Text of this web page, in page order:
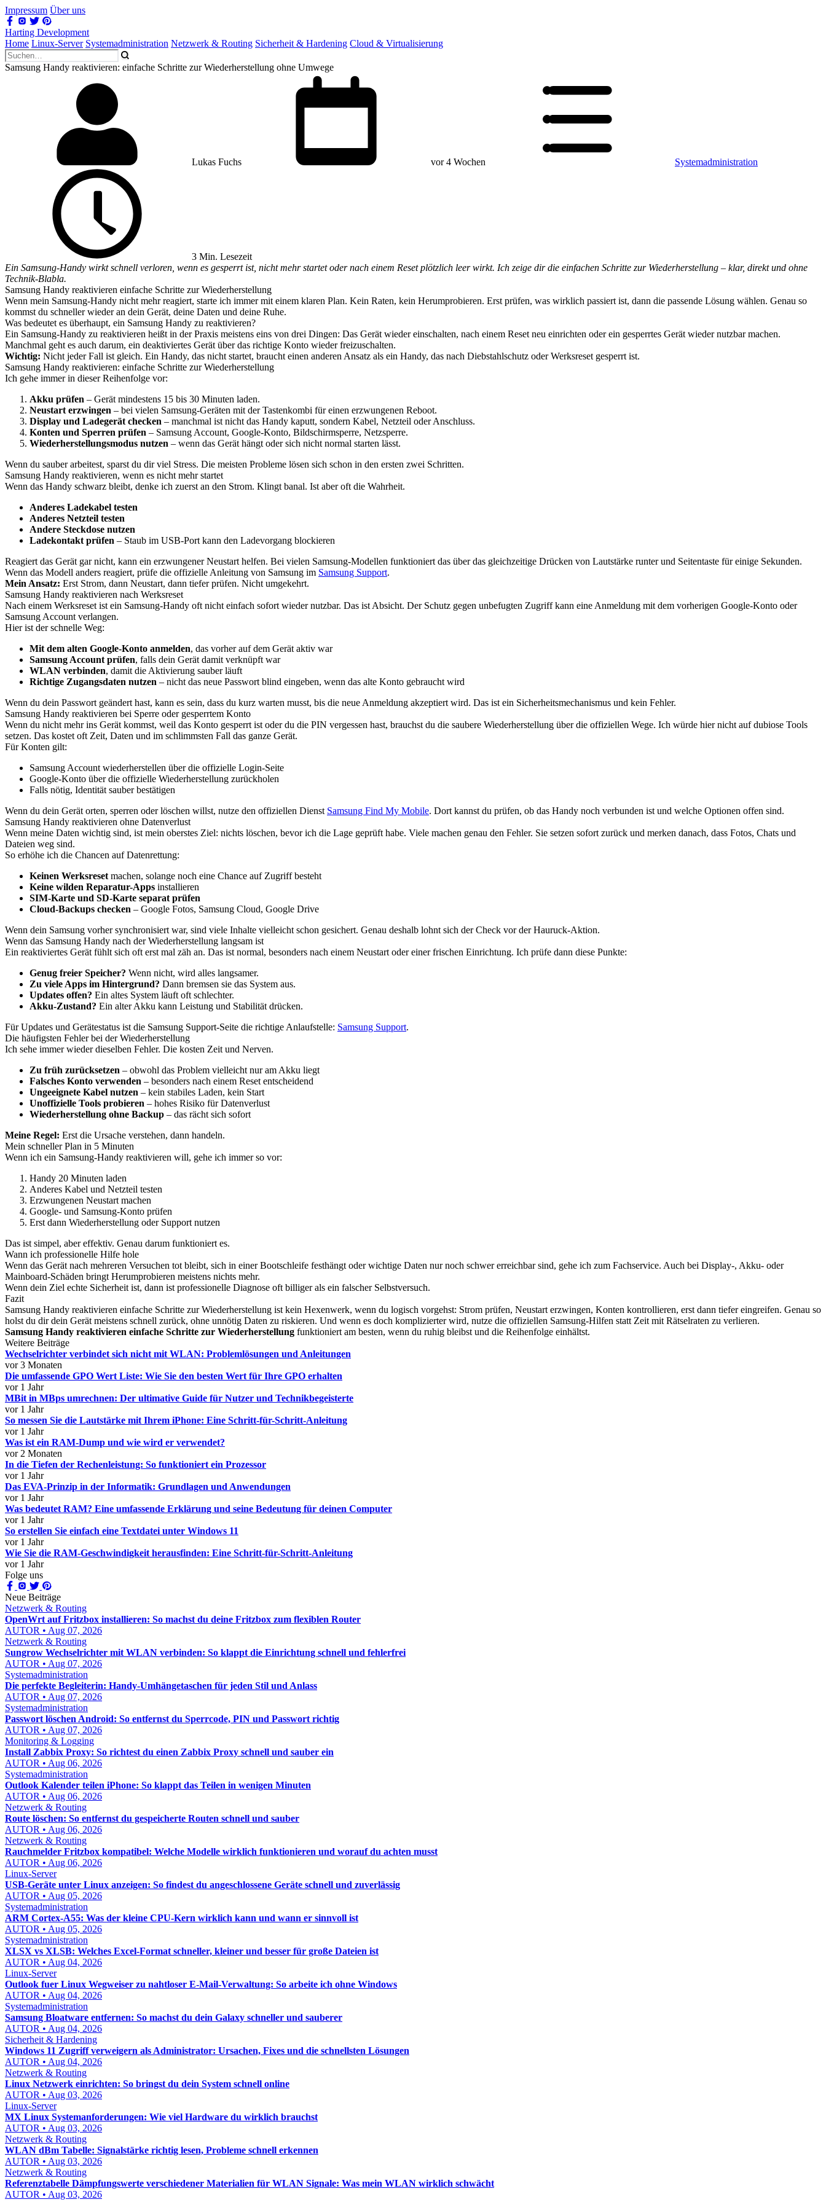
Impressum Über uns
Harting Development
Home Linux-Server Systemadministration Netzwerk & Routing Sicherheit & Hardening Cloud & Virtualisierung
Samsung Handy reaktivieren: einfache Schritte zur Wiederherstellung ohne Umwege
Lukas Fuchs vor 4 Wochen Systemadministration
3 Min. Lesezeit
Ein Samsung-Handy wirkt schnell verloren, wenn es gesperrt ist, nicht mehr startet oder nach einem Reset plötzlich leer wirkt. Ich zeige dir die einfachen Schritte zur Wiederherstellung – klar, direkt und ohne
Technik-Blabla.
Samsung Handy reaktivieren einfache Schritte zur Wiederherstellung
Wenn mein Samsung-Handy nicht mehr reagiert, starte ich immer mit einem klaren Plan. Kein Raten, kein Herumprobieren. Erst prüfen, was wirklich passiert ist, dann die passende Lösung wählen. Genau so
kommst du schneller wieder an dein Gerät, deine Daten und deine Ruhe.
Was bedeutet es überhaupt, ein Samsung Handy zu reaktivieren?
Ein Samsung-Handy zu reaktivieren heißt in der Praxis meistens eins von drei Dingen: Das Gerät wieder einschalten, nach einem Reset neu einrichten oder ein gesperrtes Gerät wieder nutzbar machen.
Manchmal geht es auch darum, ein deaktiviertes Gerät über das richtige Konto wieder freizuschalten.
Wichtig: Nicht jeder Fall ist gleich. Ein Handy, das nicht startet, braucht einen anderen Ansatz als ein Handy, das nach Diebstahlschutz oder Werksreset gesperrt ist.
Samsung Handy reaktivieren: einfache Schritte zur Wiederherstellung
Ich gehe immer in dieser Reihenfolge vor:
Akku prüfen – Gerät mindestens 15 bis 30 Minuten laden.
Neustart erzwingen – bei vielen Samsung-Geräten mit der Tastenkombi für einen erzwungenen Reboot.
Display und Ladegerät checken – manchmal ist nicht das Handy kaputt, sondern Kabel, Netzteil oder Anschluss.
Konten und Sperren prüfen – Samsung Account, Google-Konto, Bildschirmsperre, Netzsperre.
Wiederherstellungsmodus nutzen – wenn das Gerät hängt oder sich nicht normal starten lässt.
Wenn du sauber arbeitest, sparst du dir viel Stress. Die meisten Probleme lösen sich schon in den ersten zwei Schritten.
Samsung Handy reaktivieren, wenn es nicht mehr startet
Wenn das Handy schwarz bleibt, denke ich zuerst an den Strom. Klingt banal. Ist aber oft die Wahrheit.
Anderes Ladekabel testen
Anderes Netzteil testen
Andere Steckdose nutzen
Ladekontakt prüfen – Staub im USB-Port kann den Ladevorgang blockieren
Reagiert das Gerät gar nicht, kann ein erzwungener Neustart helfen. Bei vielen Samsung-Modellen funktioniert das über das gleichzeitige Drücken von Lautstärke runter und Seitentaste für einige Sekunden.
Wenn das Modell anders reagiert, prüfe die offizielle Anleitung von Samsung im Samsung Support.
Mein Ansatz: Erst Strom, dann Neustart, dann tiefer prüfen. Nicht umgekehrt.
Samsung Handy reaktivieren nach Werksreset
Nach einem Werksreset ist ein Samsung-Handy oft nicht einfach sofort wieder nutzbar. Das ist Absicht. Der Schutz gegen unbefugten Zugriff kann eine Anmeldung mit dem vorherigen Google-Konto oder
Samsung Account verlangen.
Hier ist der schnelle Weg:
Mit dem alten Google-Konto anmelden, das vorher auf dem Gerät aktiv war
Samsung Account prüfen, falls dein Gerät damit verknüpft war
WLAN verbinden, damit die Aktivierung sauber läuft
Richtige Zugangsdaten nutzen – nicht das neue Passwort blind eingeben, wenn das alte Konto gebraucht wird
Wenn du dein Passwort geändert hast, kann es sein, dass du kurz warten musst, bis die neue Anmeldung akzeptiert wird. Das ist ein Sicherheitsmechanismus und kein Fehler.
Samsung Handy reaktivieren bei Sperre oder gesperrtem Konto
Wenn du nicht mehr ins Gerät kommst, weil das Konto gesperrt ist oder du die PIN vergessen hast, brauchst du die saubere Wiederherstellung über die offiziellen Wege. Ich würde hier nicht auf dubiose Tools
setzen. Das kostet oft Zeit, Daten und im schlimmsten Fall das ganze Gerät.
Für Konten gilt:
Samsung Account wiederherstellen über die offizielle Login-Seite
Google-Konto über die offizielle Wiederherstellung zurückholen
Falls nötig, Identität sauber bestätigen
Wenn du dein Gerät orten, sperren oder löschen willst, nutze den offiziellen Dienst Samsung Find My Mobile. Dort kannst du prüfen, ob das Handy noch verbunden ist und welche Optionen offen sind.
Samsung Handy reaktivieren ohne Datenverlust
Wenn meine Daten wichtig sind, ist mein oberstes Ziel: nichts löschen, bevor ich die Lage geprüft habe. Viele machen genau den Fehler. Sie setzen sofort zurück und merken danach, dass Fotos, Chats und
Dateien weg sind.
So erhöhe ich die Chancen auf Datenrettung:
Keinen Werksreset machen, solange noch eine Chance auf Zugriff besteht
Keine wilden Reparatur-Apps installieren
SIM-Karte und SD-Karte separat prüfen
Cloud-Backups checken – Google Fotos, Samsung Cloud, Google Drive
Wenn dein Samsung vorher synchronisiert war, sind viele Inhalte vielleicht schon gesichert. Genau deshalb lohnt sich der Check vor der Hauruck-Aktion.
Wenn das Samsung Handy nach der Wiederherstellung langsam ist
Ein reaktiviertes Gerät fühlt sich oft erst mal zäh an. Das ist normal, besonders nach einem Neustart oder einer frischen Einrichtung. Ich prüfe dann diese Punkte:
Genug freier Speicher? Wenn nicht, wird alles langsamer.
Zu viele Apps im Hintergrund? Dann bremsen sie das System aus.
Updates offen? Ein altes System läuft oft schlechter.
Akku-Zustand? Ein alter Akku kann Leistung und Stabilität drücken.
Für Updates und Gerätestatus ist die Samsung Support-Seite die richtige Anlaufstelle: Samsung Support.
Die häufigsten Fehler bei der Wiederherstellung
Ich sehe immer wieder dieselben Fehler. Die kosten Zeit und Nerven.
Zu früh zurücksetzen – obwohl das Problem vielleicht nur am Akku liegt
Falsches Konto verwenden – besonders nach einem Reset entscheidend
Ungeeignete Kabel nutzen – kein stabiles Laden, kein Start
Unoffizielle Tools probieren – hohes Risiko für Datenverlust
Wiederherstellung ohne Backup – das rächt sich sofort
Meine Regel: Erst die Ursache verstehen, dann handeln.
Mein schneller Plan in 5 Minuten
Wenn ich ein Samsung-Handy reaktivieren will, gehe ich immer so vor:
Handy 20 Minuten laden
Anderes Kabel und Netzteil testen
Erzwungenen Neustart machen
Google- und Samsung-Konto prüfen
Erst dann Wiederherstellung oder Support nutzen
Das ist simpel, aber effektiv. Genau darum funktioniert es.
Wann ich professionelle Hilfe hole
Wenn das Gerät nach mehreren Versuchen tot bleibt, sich in einer Bootschleife festhängt oder wichtige Daten nur noch schwer erreichbar sind, gehe ich zum Fachservice. Auch bei Display-, Akku- oder
Mainboard-Schäden bringt Herumprobieren meistens nichts mehr.
Wenn dein Ziel echte Sicherheit ist, dann ist professionelle Diagnose oft billiger als ein falscher Selbstversuch.
Fazit
Samsung Handy reaktivieren einfache Schritte zur Wiederherstellung ist kein Hexenwerk, wenn du logisch vorgehst: Strom prüfen, Neustart erzwingen, Konten kontrollieren, erst dann tiefer eingreifen. Genau so
holst du dir dein Gerät meistens schnell zurück, ohne unnötig Daten zu riskieren. Und wenn es doch komplizierter wird, nutze die offiziellen Samsung-Hilfen statt Zeit mit Rätselraten zu verlieren.
Samsung Handy reaktivieren einfache Schritte zur Wiederherstellung funktioniert am besten, wenn du ruhig bleibst und die Reihenfolge einhältst.
Weitere Beiträge
Wechselrichter verbindet sich nicht mit WLAN: Problemlösungen und Anleitungen
vor 3 Monaten
Die umfassende GPO Wert Liste: Wie Sie den besten Wert für Ihre GPO erhalten
vor 1 Jahr
MBit in MBps umrechnen: Der ultimative Guide für Nutzer und Technikbegeisterte
vor 1 Jahr
So messen Sie die Lautstärke mit Ihrem iPhone: Eine Schritt-für-Schritt-Anleitung
vor 1 Jahr
Was ist ein RAM-Dump und wie wird er verwendet?
vor 2 Monaten
In die Tiefen der Rechenleistung: So funktioniert ein Prozessor
vor 1 Jahr
Das EVA-Prinzip in der Informatik: Grundlagen und Anwendungen
vor 1 Jahr
Was bedeutet RAM? Eine umfassende Erklärung und seine Bedeutung für deinen Computer
vor 1 Jahr
So erstellen Sie einfach eine Textdatei unter Windows 11
vor 1 Jahr
Wie Sie die RAM-Geschwindigkeit herausfinden: Eine Schritt-für-Schritt-Anleitung
vor 1 Jahr
Folge uns
Neue Beiträge
Netzwerk & Routing
OpenWrt auf Fritzbox installieren: So machst du deine Fritzbox zum flexiblen Router
AUTOR • Aug 07, 2026
Netzwerk & Routing
Sungrow Wechselrichter mit WLAN verbinden: So klappt die Einrichtung schnell und fehlerfrei
AUTOR • Aug 07, 2026
Systemadministration
Die perfekte Begleiterin: Handy-Umhängetaschen für jeden Stil und Anlass
AUTOR • Aug 07, 2026
Systemadministration
Passwort löschen Android: So entfernst du Sperrcode, PIN und Passwort richtig
AUTOR • Aug 07, 2026
Monitoring & Logging
Install Zabbix Proxy: So richtest du einen Zabbix Proxy schnell und sauber ein
AUTOR • Aug 06, 2026
Systemadministration
Outlook Kalender teilen iPhone: So klappt das Teilen in wenigen Minuten
AUTOR • Aug 06, 2026
Netzwerk & Routing
Route löschen: So entfernst du gespeicherte Routen schnell und sauber
AUTOR • Aug 06, 2026
Netzwerk & Routing
Rauchmelder Fritzbox kompatibel: Welche Modelle wirklich funktionieren und worauf du achten musst
AUTOR • Aug 06, 2026
Linux-Server
USB-Geräte unter Linux anzeigen: So findest du angeschlossene Geräte schnell und zuverlässig
AUTOR • Aug 05, 2026
Systemadministration
ARM Cortex-A55: Was der kleine CPU-Kern wirklich kann und wann er sinnvoll ist
AUTOR • Aug 05, 2026
Systemadministration
XLSX vs XLSB: Welches Excel-Format schneller, kleiner und besser für große Dateien ist
AUTOR • Aug 04, 2026
Linux-Server
Outlook fuer Linux Wegweiser zu nahtloser E-Mail-Verwaltung: So arbeite ich ohne Windows
AUTOR • Aug 04, 2026
Systemadministration
Samsung Bloatware entfernen: So machst du dein Galaxy schneller und sauberer
AUTOR • Aug 04, 2026
Sicherheit & Hardening
Windows 11 Zugriff verweigern als Administrator: Ursachen, Fixes und die schnellsten Lösungen
AUTOR • Aug 04, 2026
Netzwerk & Routing
Linux Netzwerk einrichten: So bringst du dein System schnell online
AUTOR • Aug 03, 2026
Linux-Server
MX Linux Systemanforderungen: Wie viel Hardware du wirklich brauchst
AUTOR • Aug 03, 2026
Netzwerk & Routing
WLAN dBm Tabelle: Signalstärke richtig lesen, Probleme schnell erkennen
AUTOR • Aug 03, 2026
Netzwerk & Routing
Referenztabelle Dämpfungswerte verschiedener Materialien für WLAN Signale: Was mein WLAN wirklich schwächt
AUTOR • Aug 03, 2026